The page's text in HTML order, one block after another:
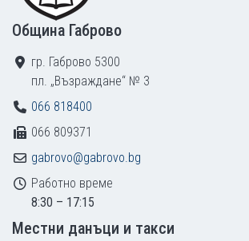
Община Габрово
гр. Габрово 5300
пл. „Възраждане“ № 3
066 818400
066 809371
gabrovo@gabrovo.bg
Работно време
8:30 – 17:15
Местни данъци и такси